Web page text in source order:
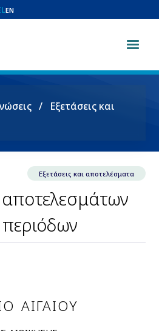
EN
Εξετάσεις και
Εξετάσεις και αποτελέσματα
ΑΙΓΑΙΟΥ